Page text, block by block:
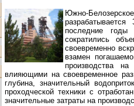
Южно-
последние годы
сократились
своевременно
взамен
производства
влияющими на своевременное
глубина, значительный
проходческой техники с
значительные затраты на